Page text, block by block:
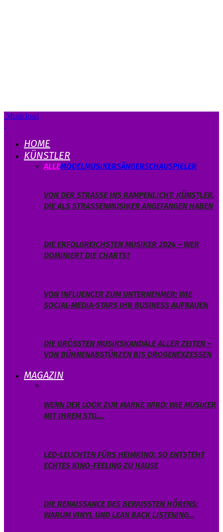
Musicload
HOME
KÜNSTLER
ALLEMODELMUSIKERSÄNGERSCHAUSPIELER
VON DER STRASSE INS RAMPENLICHT: KÜNSTLER, D
IE ALS STRASSENMUSIKER ANGEFANGEN HABEN
DIE ERFOLGREICHSTEN MUSIKER 2024 – WER
DOMINIERT DIE CHARTS?
VON INFLUENCER ZUM UNTERNEHMER: WIE
SOCIAL-MEDIA-STARS IHR BUSINESS AUFBAUEN
DIE GRÖSSTEN MUSIKSKANDALE ALLER ZEITEN – V
ON BÜHNENABSTÜRZEN BIS DROGENEXZESSEN
MAGAZIN
WENN DER LOOK ZUR MARKE WIRD: WIE MUSIKER
MIT IHREM STIL…
LED-LEUCHTEN FÜRS HEIMKINO: SO ENTSTEHT
ECHTES KINO-FEELING ZU HAUSE
DIE RENAISSANCE DES BEWUSSTEN HÖRENS:
WARUM VINYL UND LEAN BACK LISTENING…